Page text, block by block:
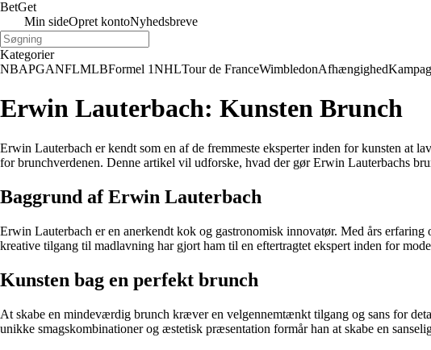
BetGet
Min sideOpret kontoNyhedsbreve
Kategorier
NBAPGANFLMLBFormel 1NHLTour de FranceWimbledonAfhængighed
Erwin Lauterbach: Kunsten Brunch
Erwin Lauterbach er kendt som en af de fremmeste eksperter inden for kunsten at
for brunchverdenen. Denne artikel vil udforske, hvad der gør Erwin Lauterbachs
Baggrund af Erwin Lauterbach
Erwin Lauterbach er en anerkendt kok og gastronomisk innovatør. Med års
kreative tilgang til madlavning har gjort ham til en eftertragtet ekspert inden for
Kunsten bag en perfekt brunch
At skabe en mindeværdig brunch kræver en velgennemtænkt tilgang og sans for
unikke smagskombinationer og æstetisk præsentation formår han at skabe en